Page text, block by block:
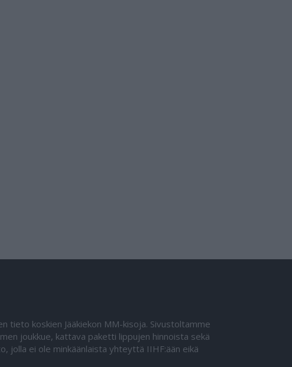
tieto koskien Jääkiekon MM-kisoja. Sivustoltamme
joukkue, kattava paketti lippujen hinnoista sekä
jolla ei ole minkäänlaista yhteyttä IIHF:ään eikä